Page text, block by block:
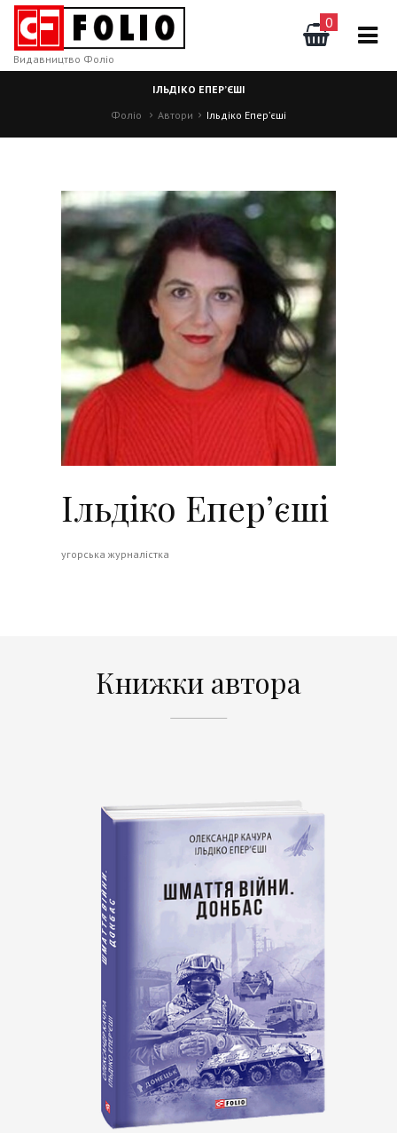
0
Видавництво Фоліо
ІЛЬДІКО ЕПЕР’ЄШІ
Фоліо
Автори Ільдіко Епер’єші
Ільдіко Епер’єші
угорська журналістка
Книжки автора